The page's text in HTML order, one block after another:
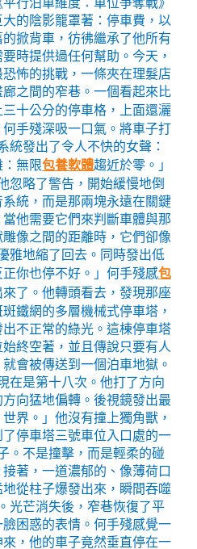
的陰影籠罩著：停車費，以
掀背車，彷彿繼承了他所有
時提供過任何幫助。今天，
怖的挑戰，一條夾在理髮店
之間的窄巷。一個看起來比
十公分的停車格，上面還灑
手殘深吸一口氣。將車子打
統發出了令人不快的女聲：
：無限包養軟體趨近於零。」
忽略了警告，開始緩慢地倒
統，而是那兩塊永遠在關鍵
他需要它們來判斷車體與那
像之間的距離時，它們卻像
雅地縮了回去。同時發出低
你也停不好。」何手殘感包
了。他轉頭看去，發現那座
鐵網的多層機械式停車塔，
不正常的綠光。這棟停車塔
終空著，並且傳說只要有人
會被傳送到一個泊車地獄。
在是第十八次。他打了方向
向猛地偏轉。後視鏡發出最
界。」他沒有撞上獨角獸，
停車塔三號車位入口處的一
。不是撞擊，而是輕柔的碰
著，一道濃郁的、像薄荷口
從柱子爆發出來，瞬間吞噬
光芒消失後，窄巷恢復了平
困惑的表情。何手殘感覺一
，他的車子竟然垂直停在一